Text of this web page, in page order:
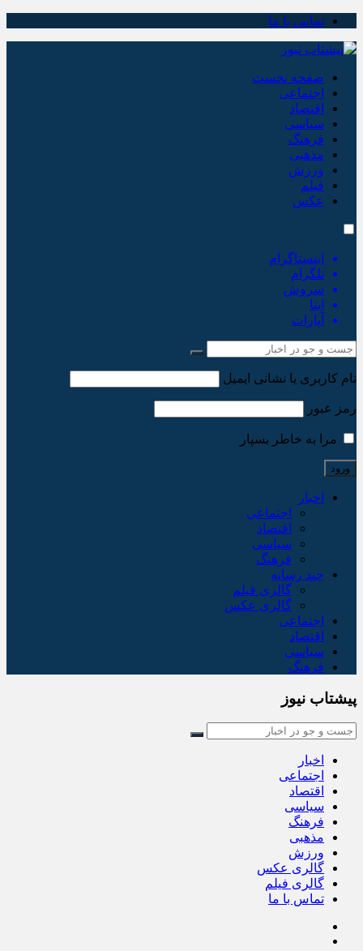
تماس با ما
صفحه نخست
اجتماعی
اقتصاد
سیاسی
فرهنگ
مذهبی
ورزش
فیلم
عکس
اینستاگرام
تلگرام
سروش
ایتا
آپارات
نام کاربری یا نشانی ایمیل
رمز عبور
مرا به خاطر بسپار
اخبار
اجتماعی
اقتصاد
سیاسی
فرهنگ
چند رسانه
گالری فیلم
گالری عکس
اجتماعی
اقتصاد
سیاسی
فرهنگ
پیشتاب نیوز
اخبار
اجتماعی
اقتصاد
سیاسی
فرهنگ
مذهبی
ورزش
گالری عکس
گالری فیلم
تماس با ما